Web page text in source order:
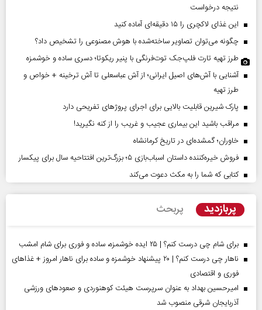
نتیجه درخواست
این غذای لاکچری را ۱۵ دقیقه‌ای آماده کنید
چگونه می‌توان تصاویر ساخته‌شده با هوش مصنوعی را تشخیص داد؟
طرز تهیه تارت فلپ‌جک توت‌فرنگی با پنیر ریکوتا؛ دسری ساده و خوشمزه
آشنایی با آش‌های اصیل ایرانی؛ از آش عباسعلی تا آش ترخینه + خواص و
طرز تهیه
پارک شیرین قابلیت‌ بالایی برای اجرای پروژهای تفریحی دارد
مراقب باشید این بیماری عجیب و غریب را از کنه نگیرید!
خاوران؛ گمشده‌ای در تاریخ کرمانشاه
فروش خیره‌کننده داستان اسباب‌بازی ۵؛ بزرگ‌ترین افتتاحیه سال برای پیکسار
کتابی که شما را به مکث دعوت می‌کند
پربازدید پربحث
برای شام چی درست کنم؟ | ۲۵ ایده خوشمزه، ساده و فوری برای شام امشب
ناهار چی درست کنم؟ | ۲۰ پیشنهاد خوشمزه و ساده برای ناهار امروز + غذاهای
فوری و اقتصادی
امیرحسین بهداد به عنوان سرپرست هیئت کوهنوردی و صعودهای ورزشی
آذربایجان شرقی منصوب شد